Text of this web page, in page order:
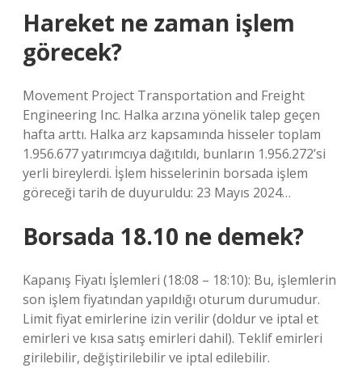
Hareket ne zaman işlem
görecek?
Movement Project Transportation and Freight
Engineering Inc. Halka arzına yönelik talep geçen
hafta arttı. Halka arz kapsamında hisseler toplam
1.956.677 yatırımcıya dağıtıldı, bunların 1.956.272’si
yerli bireylerdi. İşlem hisselerinin borsada işlem
göreceği tarih de duyuruldu: 23 Mayıs 2024…
Borsada 18.10 ne demek?
Kapanış Fiyatı İşlemleri (18:08 – 18:10): Bu, işlemlerin
son işlem fiyatından yapıldığı oturum durumudur.
Limit fiyat emirlerine izin verilir (doldur ve iptal et
emirleri ve kısa satış emirleri dahil). Teklif emirleri
girilebilir, değiştirilebilir ve iptal edilebilir.